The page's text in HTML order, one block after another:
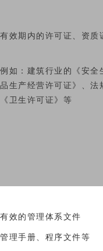
有效期内的许可证、资质
例如：建筑行业的《安全
品生产经营许可证》、法
《卫生许可证》等
有效的管理体系文件
管理手册、程序文件等